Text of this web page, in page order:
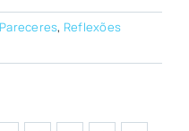
Pareceres, Reflexões